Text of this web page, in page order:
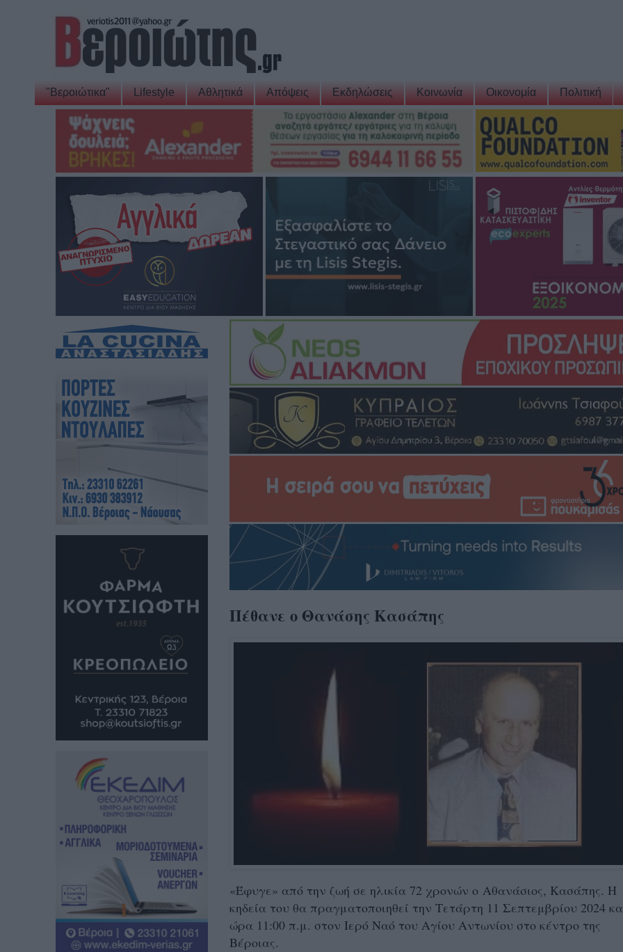
"Βεροιώτικα" Lifestyle Αθλητικά Απόψεις Εκδηλώσεις Κοινωνία Οικονομία Πολιτική
Πέθανε ο Θανάσης Κασάπης
«Έφυγε» από την ζωή σε ηλικία 72 χρονών ο Αθανάσιος, Κασάπης. Η
κηδεία του θα πραγματοποιηθεί την Τετάρτη 11 Σεπτεμβρίου 2024
ώρα 11:00 π.μ. στον Ιερό Ναό του Αγίου Αντωνίου στο κέντρο της
Βέροιας.